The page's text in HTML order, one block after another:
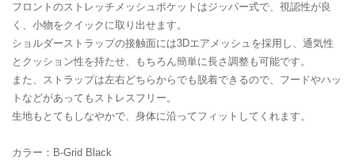
フロントのストレッチメッシュポケットはジッパー式で、視認性が良
く、小物をクイックに取り出せます。
ショルダーストラップの接触面には3Dエアメッシュを採用し、通気性
とクッション性を持たせ、もちろん簡単に長さ調整も可能です。
また、ストラップは左右どちらからでも脱着できるので、フードやハッ
トなどがあってもストレスフリー。
生地もとてもしなやかで、身体に沿ってフィットしてくれます。
カラー：B-Grid Black